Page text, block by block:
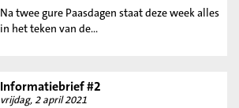
Na twee gure Paasdagen staat deze week alles
in het teken van de...
Informatiebrief #2
vrijdag, 2 april 2021